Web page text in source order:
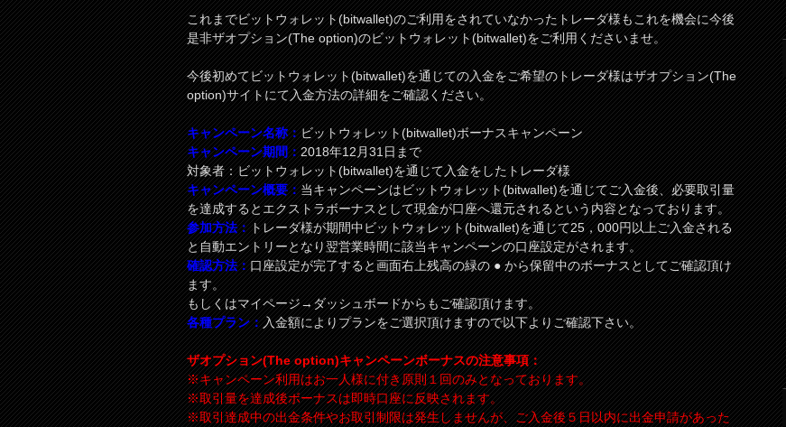
これまでビットウォレット(bitwallet)のご利用をされていなかったトレーダ様もこれを機会に今後
是非ザオプション(The option)のビットウォレット(bitwallet)をご利用くださいませ。
今後初めてビットウォレット(bitwallet)を通じての入金をご希望のトレーダ様はザオプション(The
option)サイトにて入金方法の詳細をご確認ください。
キャンペーン名称：ビットウォレット(bitwallet)ボーナスキャンペーン
キャンペーン期間：2018年12月31日まで
対象者：ビットウォレット(bitwallet)を通じて入金をしたトレーダ様
キャンペーン概要：当キャンペーンはビットウォレット(bitwallet)を通じてご入金後、必要取引量
を達成するとエクストラボーナスとして現金が口座へ還元されるという内容となっております。
参加方法：トレーダ様が期間中ビットウォレット(bitwallet)を通じて25，000円以上ご入金される
と自動エントリーとなり翌営業時間に該当キャンペーンの口座設定がされます。
確認方法：口座設定が完了すると画面右上残高の緑の ● から保留中のボーナスとしてご確認頂け
ます。
もしくはマイページ→ダッシュボードからもご確認頂けます。
各種プラン：入金額によりプランをご選択頂けますので以下よりご確認下さい。
ザオプション(The option)キャンペーンボーナスの注意事項：
※キャンペーン利用はお一人様に付き原則１回のみとなっております。
※取引量を達成後ボーナスは即時口座に反映されます。
※取引達成中の出金条件やお取引制限は発生しませんが、ご入金後５日以内に出金申請があった